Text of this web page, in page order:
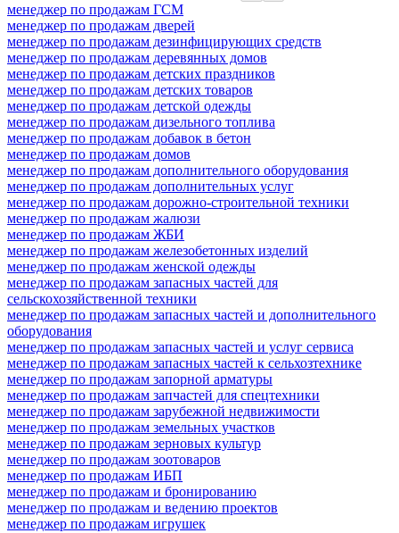
менеджер по продажам ГСМ
менеджер по продажам дверей
менеджер по продажам дезинфицирующих средств
менеджер по продажам деревянных домов
менеджер по продажам детских праздников
менеджер по продажам детских товаров
менеджер по продажам детской одежды
менеджер по продажам дизельного топлива
менеджер по продажам добавок в бетон
менеджер по продажам домов
менеджер по продажам дополнительного оборудования
менеджер по продажам дополнительных услуг
менеджер по продажам дорожно-строительной техники
менеджер по продажам жалюзи
менеджер по продажам ЖБИ
менеджер по продажам железобетонных изделий
менеджер по продажам женской одежды
менеджер по продажам запасных частей для
сельскохозяйственной техники
менеджер по продажам запасных частей и дополнительного
оборудования
менеджер по продажам запасных частей и услуг сервиса
менеджер по продажам запасных частей к сельхозтехнике
менеджер по продажам запорной арматуры
менеджер по продажам запчастей для спецтехники
менеджер по продажам зарубежной недвижимости
менеджер по продажам земельных участков
менеджер по продажам зерновых культур
менеджер по продажам зоотоваров
менеджер по продажам ИБП
менеджер по продажам и бронированию
менеджер по продажам и ведению проектов
менеджер по продажам игрушек